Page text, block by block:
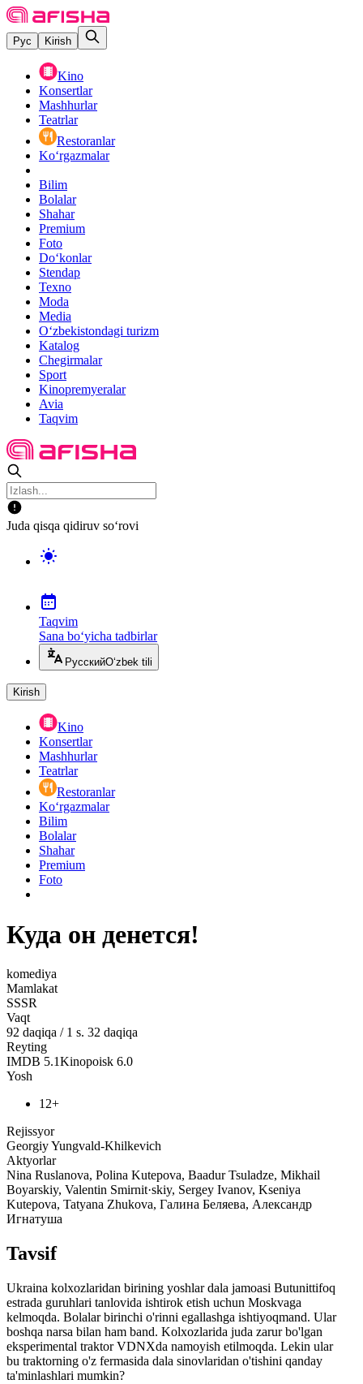
Рус Kirish
Kino
Konsertlar
Mashhurlar
Teatrlar
Restoranlar
Ko‘rgazmalar
Bilim
Bolalar
Shahar
Premium
Foto
Do‘konlar
Stendap
Texno
Moda
Media
O‘zbekistondagi turizm
Katalog
Chegirmalar
Sport
Kinopremyeralar
Avia
Taqvim
Juda qisqa qidiruv so‘rovi
Taqvim
Sana bo‘yicha tadbirlar
РусскийO‘zbek tili
Kirish
Kino
Konsertlar
Mashhurlar
Teatrlar
Restoranlar
Ko‘rgazmalar
Bilim
Bolalar
Shahar
Premium
Foto
Куда он денется!
komediya
Mamlakat
SSSR
Vaqt
92 daqiqa / 1 s. 32 daqiqa
Reyting
IMDB 5.1Kinopoisk 6.0
Yosh
12+
Rejissyor
Georgiy Yungvald-Khilkevich
Aktyorlar
Nina Ruslanova, Polina Kutepova, Baadur Tsuladze, Mikhail
Boyarskiy, Valentin Smirnit·skiy, Sergey Ivanov, Kseniya
Kutepova, Tatyana Zhukova, Галина Беляева, Александр
Игнатуша
Tavsif
Ukraina kolxozlaridan birining yoshlar dala jamoasi Butunittifoq
estrada guruhlari tanlovida ishtirok etish uchun Moskvaga
kelmoqda. Bolalar birinchi o'rinni egallashga ishtiyoqmand. Ular
boshqa narsa bilan ham band. Kolxozlarida juda zarur bo'lgan
eksperimental traktor VDNXda namoyish etilmoqda. Lekin ular
bu traktorning o'z fermasida dala sinovlaridan o'tishini qanday
ta'minlashlari mumkin?